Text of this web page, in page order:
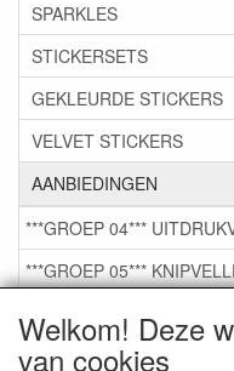
Welkom! Deze
van cookies
SPARKLES
STICKERSETS
GEKLEURDE STICKERS
VELVET STICKERS
AANBIEDINGEN
***GROEP 04***
***GROEP 05***
***GROEP 06*** TAPE/
***GROEP 07*** KAARTEN